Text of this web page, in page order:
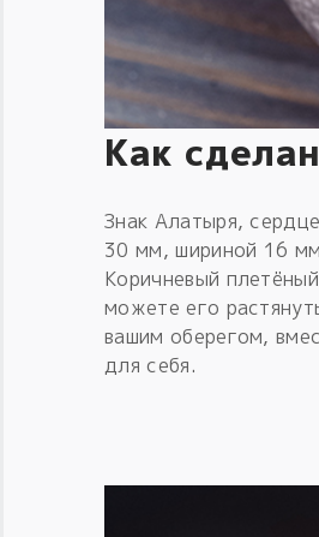
Как
Знак Алатыря,
30 мм, шириной 16
Коричневый
можете его
вашим оберегом,
для себя.